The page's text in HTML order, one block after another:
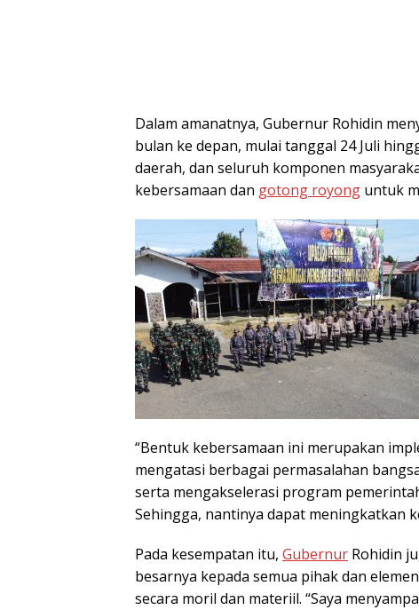
Dalam amanatnya, Gubernur Rohidin
bulan ke depan, mulai tanggal 24 Juli
daerah, dan seluruh komponen
kebersamaan dan gotong royong untuk
“Bentuk kebersamaan ini merupakan
mengatasi berbagai permasalahan
serta mengakselerasi program
Sehingga, nantinya dapat meningkatkan
Pada kesempatan itu, Gubernur Rohidin
besarnya kepada semua pihak dan
secara moril dan materiil. “Saya